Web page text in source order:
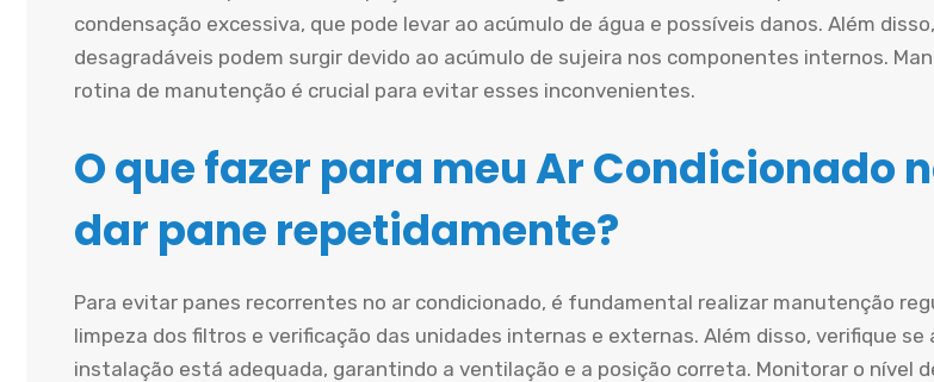
condensação excessiva, que pode levar ao acúmulo de água e possíveis danos. Além
desagradáveis podem surgir devido ao acúmulo de sujeira nos componentes internos.
rotina de manutenção é crucial para evitar esses inconvenientes.
O que fazer para meu Ar Condicionado
dar pane repetidamente?
Para evitar panes recorrentes no ar condicionado, é fundamental realizar manutenção
limpeza dos filtros e verificação das unidades internas e externas. Além disso, verifique se
instalação está adequada, garantindo a ventilação e a posição correta. Monitorar o nível